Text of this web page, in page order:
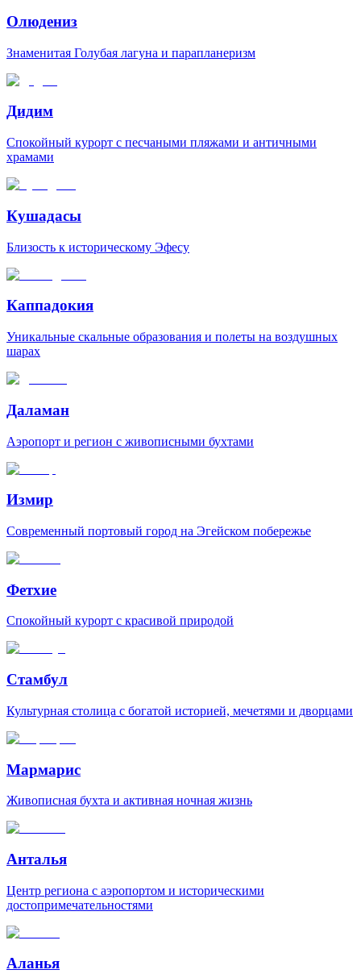
Олюдениз
Знаменитая Голубая лагуна и парапланеризм
Дидим
Спокойный курорт с песчаными пляжами и античными
храмами
Кушадасы
Близость к историческому Эфесу
Каппадокия
Уникальные скальные образования и полеты на воздушных
шарах
Даламан
Аэропорт и регион с живописными бухтами
Измир
Современный портовый город на Эгейском побережье
Фетхие
Спокойный курорт с красивой природой
Стамбул
Культурная столица с богатой историей, мечетями и дворцами
Мармарис
Живописная бухта и активная ночная жизнь
Анталья
Центр региона с аэропортом и историческими
достопримечательностями
Аланья